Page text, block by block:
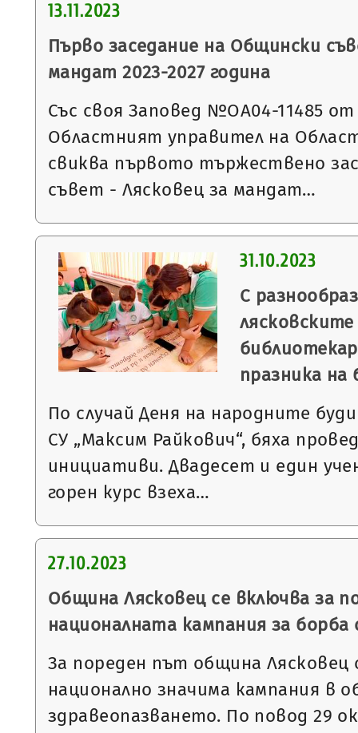
13.11.2023
Първо заседание на Общински
мандат 2023-2027 година
Със своя Заповед №ОА04-11485 от
Областният управител на
свиква първото тържествено
съвет - Лясковец за мандат…
31.10.2023
С
празника
По случай Деня на народните
СУ „Максим Райкович“, бяха
инициативи. Двадесет и един
горен курс взеха…
27.10.2023
Община Лясковец се включва за
националната кампания за борба
За пореден път община Лясковец
национално значима кампания в
здравеопазването. По повод 29